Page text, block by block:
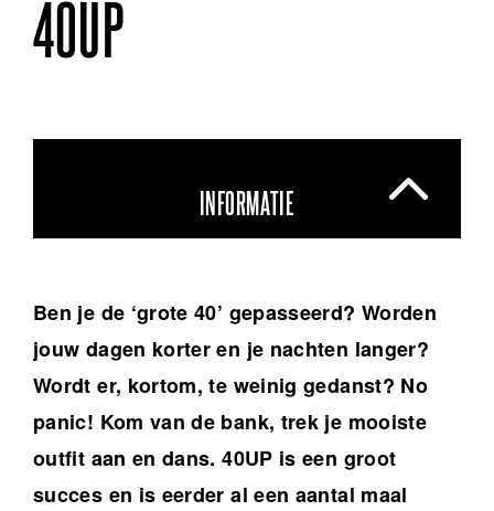
40UP
INFORMATIE
Ben je de ‘grote 40’ gepasseerd? Worden
jouw dagen korter en je nachten langer?
Wordt er, kortom, te weinig gedanst? No
panic! Kom van de bank, trek je mooiste
outfit aan en dans. 40UP is een groot
succes en is eerder al een aantal maal